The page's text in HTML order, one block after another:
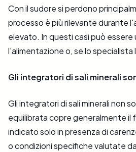
Con il sudore si perdono
processo è più rilevante durante
elevato. In questi casi può
l'alimentazione o, se lo
Gli integratori di sali minerali
Gli integratori di sali minerali non
equilibrata copre generalmente il
indicato solo in presenza di
o condizioni specifiche valutate